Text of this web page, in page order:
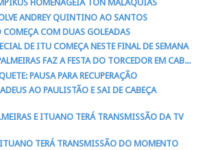
HOMENAGEIA TON MALAQUIAS
ANDREY QUINTINO AO SANTOS
COM DUAS GOLEADAS
DE ITU COMEÇA NESTE FINAL DE SEMANA
FAZ A FESTA DO TORCEDOR EM CAB...
PAUSA PARA RECUPERAÇÃO
AO PAULISTÃO E SAI DE CABEÇA
E ITUANO TERÁ TRANSMISSÃO DA TV
ITUANO TERÁ TRANSMISSÃO DO MOMENTO